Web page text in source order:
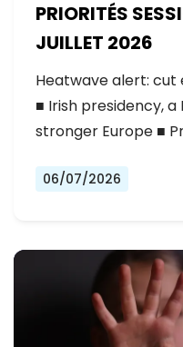
PRIORITÉS
JUILLET 2026
Heatwave alert: cut
■ Irish presidency,
stronger Europe ■
06/07/2026